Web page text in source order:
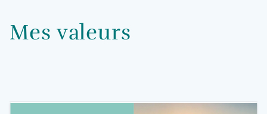
Mes valeurs